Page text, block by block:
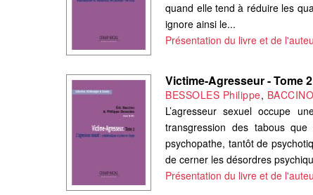
quand elle tend à réduire les
ignore ainsi le...
Présentation du livre et de
Victime-Agresseur - Tome 2
BESSOLES Philippe,
L’agresseur sexuel occupe
transgression des tabous
psychopathe, tantôt de
de cerner les désordres
Présentation du livre et de